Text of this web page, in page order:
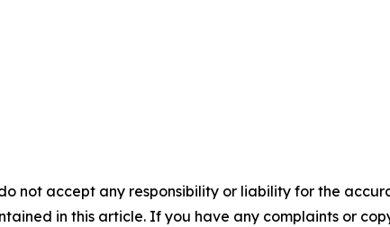
not accept any responsibility or liability for the
in this article. If you have any complaints or